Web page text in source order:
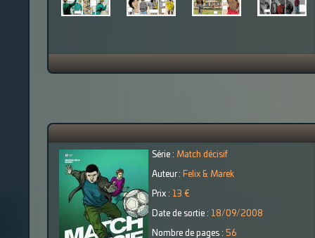
Série : Match décisif
Auteur : Felix & Marek
Prix : 13 €
Date de sortie : 18/09/2008
Nombre de pages : 56